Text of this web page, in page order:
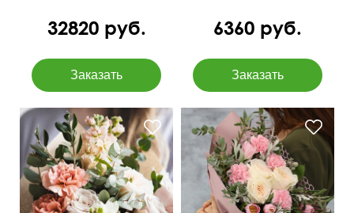
32820 руб. 6360 руб.
Составим под ваш
бюджет
Зелень: бруния, листья
питтоспорума